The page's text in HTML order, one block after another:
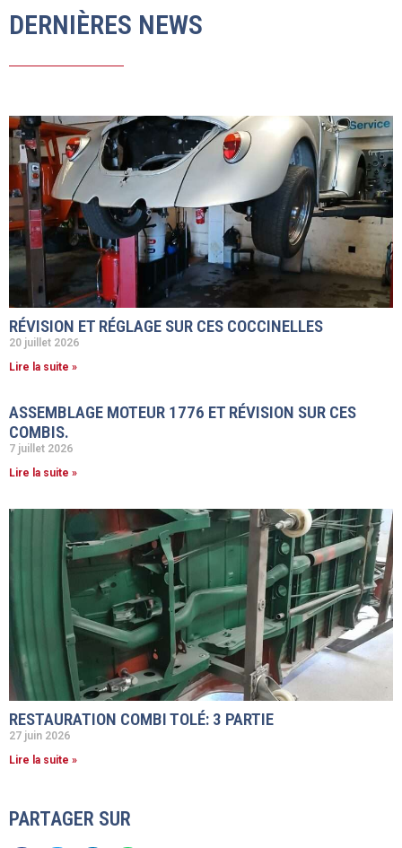
DERNIÈRES NEWS
RÉVISION ET RÉGLAGE SUR CES COCCINELLES
20 juillet 2026
Lire la suite »
ASSEMBLAGE MOTEUR 1776 ET RÉVISION SUR CES
COMBIS.
7 juillet 2026
Lire la suite »
RESTAURATION COMBI TOLÉ: 3 PARTIE
27 juin 2026
Lire la suite »
PARTAGER SUR